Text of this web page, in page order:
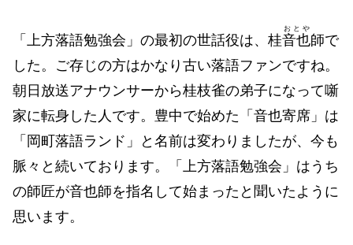
「上方落語勉強会」の最初の世話役は、桂音也
おとや
師で
した。ご存じの方はかなり古い落語ファンですね。
朝日放送アナウンサーから桂枝雀の弟子になって噺
家に転身した人です。豊中で始めた「音也寄席」は
「岡町落語ランド」と名前は変わりましたが、今も
脈々と続いております。「上方落語勉強会」はうち
の師匠が音也師を指名して始まったと聞いたように
思います。